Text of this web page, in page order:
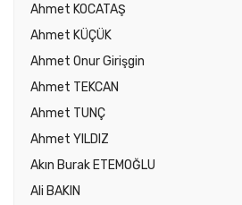
Ahmet KOCATAŞ
Ahmet KÜÇÜK
Ahmet Onur Girişgin
Ahmet TEKCAN
Ahmet TUNÇ
Ahmet YILDIZ
Akın Burak ETEMOĞLU
Ali BAKIN